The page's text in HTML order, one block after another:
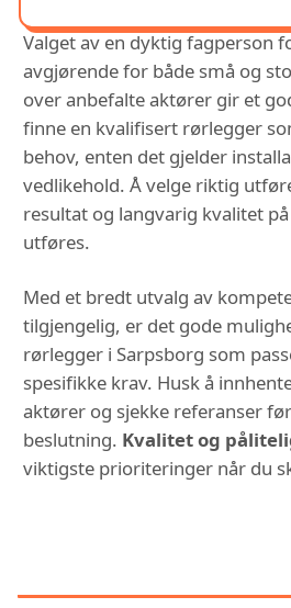
Valget av en dyktig fagperson
avgjørende for både små og
over anbefalte aktører gir et
finne en kvalifisert rørlegger
behov, enten det gjelder
vedlikehold. Å velge riktig
resultat og langvarig kvalitet
utføres.
Med et bredt utvalg av
tilgjengelig, er det gode
rørlegger i Sarpsborg som
spesifikke krav. Husk å
aktører og sjekke referanser
beslutning. Kvalitet og
viktigste prioriteringer når du